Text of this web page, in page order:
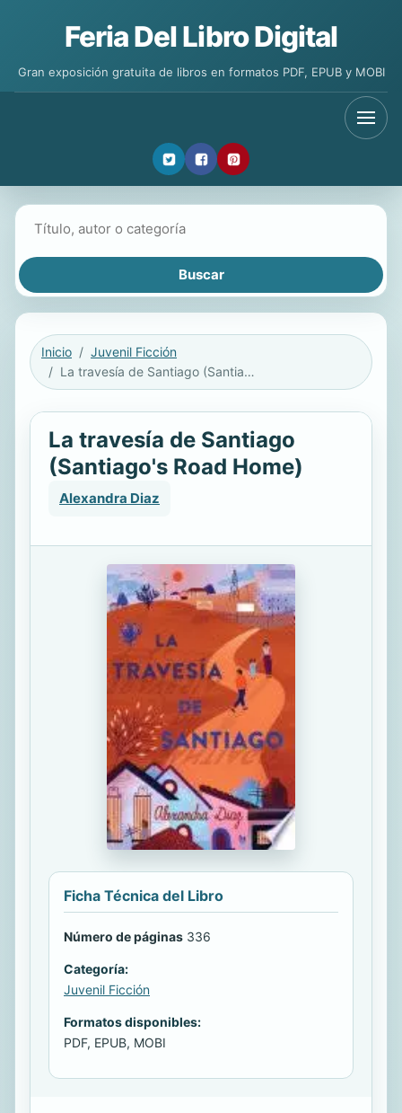
Feria Del Libro Digital
Gran exposición gratuita de libros en formatos PDF, EPUB y MOBI
Inicio
Juvenil Ficción
La travesía de Santiago (Santiago's Road Home)
La travesía de Santiago
(Santiago's Road Home)
Alexandra Diaz
Ficha Técnica del Libro
Número de páginas 336
Categoría:
Juvenil Ficción
Formatos disponibles:
PDF, EPUB, MOBI